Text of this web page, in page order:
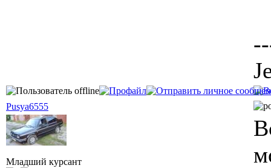
Pusya6555
Младший курсант